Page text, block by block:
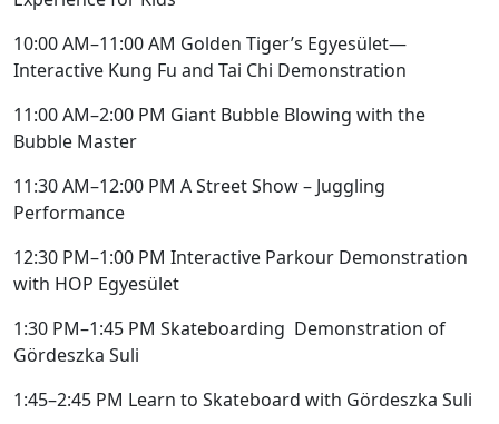
10:00 AM–11:00 AM Golden Tiger’s Egyesület—
Interactive Kung Fu and Tai Chi Demonstration
11:00 AM–2:00 PM Giant Bubble Blowing with the
Bubble Master
11:30 AM–12:00 PM A Street Show – Juggling
Performance
12:30 PM–1:00 PM Interactive Parkour Demonstration
with HOP Egyesület
1:30 PM–1:45 PM Skateboarding Demonstration of
Gördeszka Suli
1:45–2:45 PM Learn to Skateboard with Gördeszka Suli